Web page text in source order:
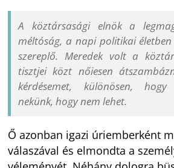
A köztársasági elnök a
méltóság, a napi politikai életben
szereplő. Meredek volt a
tisztjei közt nőiesen
kérdésemet, különösen,
nekünk, hogy nem lehet.
Ő azonban igazi úriemberként
válaszával és elmondta a